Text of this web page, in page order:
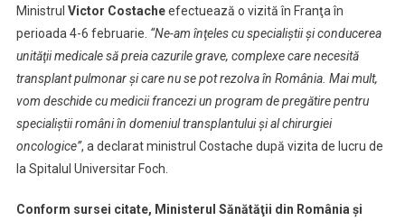
Ministrul Victor Costacheefectuează o vizită în Franţa în
perioada 4-6 februarie. “Ne-am înţeles cu specialiştii şi conducerea
unităţii medicale să preia cazurile grave, complexe care necesită
transplant pulmonar şi care nu se pot rezolva în România. Mai mult,
vom deschide cu medicii francezi un program de pregătire pentru
specialiştii români în domeniul transplantului şi al chirurgiei
oncologice”, a declarat ministrul Costache după vizita de lucru de
la Spitalul Universitar Foch.
Conform sursei citate, Ministerul Sănătăţii din România şi